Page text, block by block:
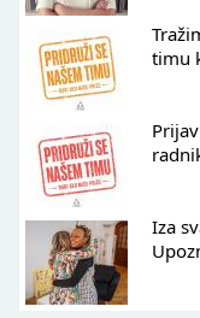
timu
Iza